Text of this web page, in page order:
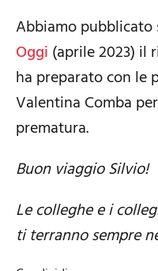
Abbiamo pubblicato
Oggi (aprile 2023) il
ha preparato con le
Valentina Comba
prematura.
Buon viaggio Silvio!
Le colleghe e i
ti terranno sempre